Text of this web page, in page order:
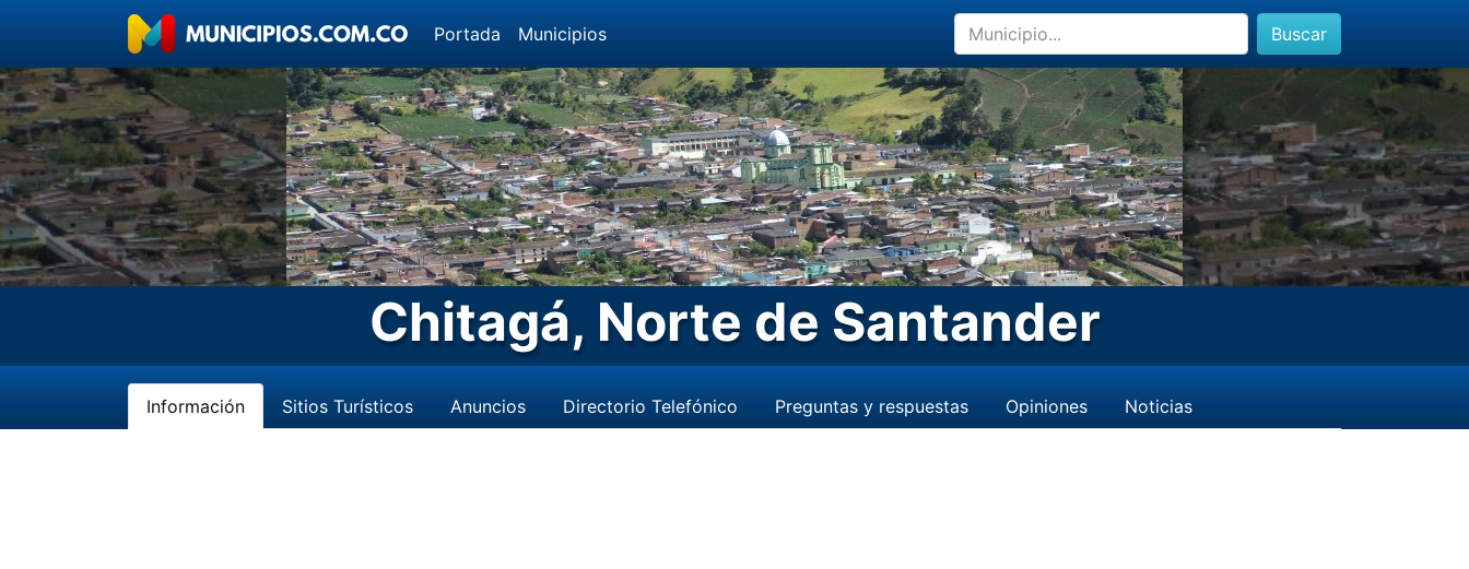
Portada Municipios Buscar
Chitagá, Norte de Santander
Información Sitios Turísticos Anuncios Directorio Telefónico Preguntas y respuestas Opiniones Noticias